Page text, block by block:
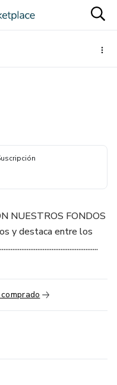
NUESTROS FONDOS
y destaca entre los